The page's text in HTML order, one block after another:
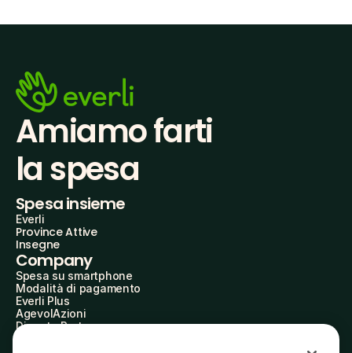
Amiamo farti
la spesa
Spesa insieme
Everli
Province Attive
Insegne
Company
Spesa su smartphone
Modalità di pagamento
Everli Plus
AgevolAzioni
Diventa Partner